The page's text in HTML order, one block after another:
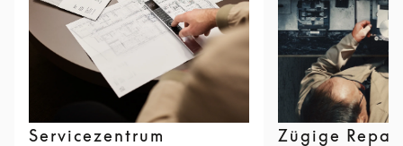
Servicezentrum Zügige